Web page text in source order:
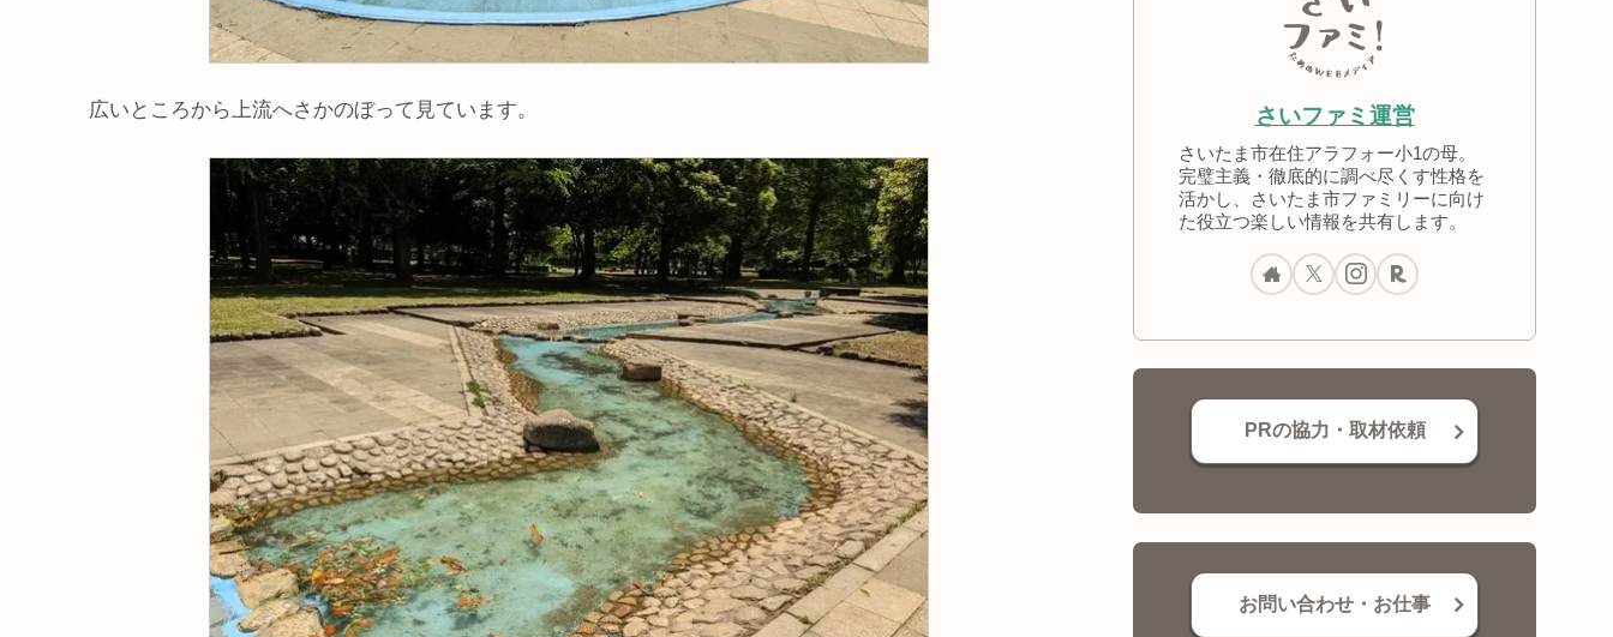
広いところから上流へさかのぼって見ています。 さいファミ運営
さいたま市在住アラフォー小1の母。
完璧主義・徹底的に調べ尽くす性格を
活かし、さいたま市ファミリーに向け
た役立つ楽しい情報を共有します。
PRの協力・取材依頼
お問い合わせ・お仕事